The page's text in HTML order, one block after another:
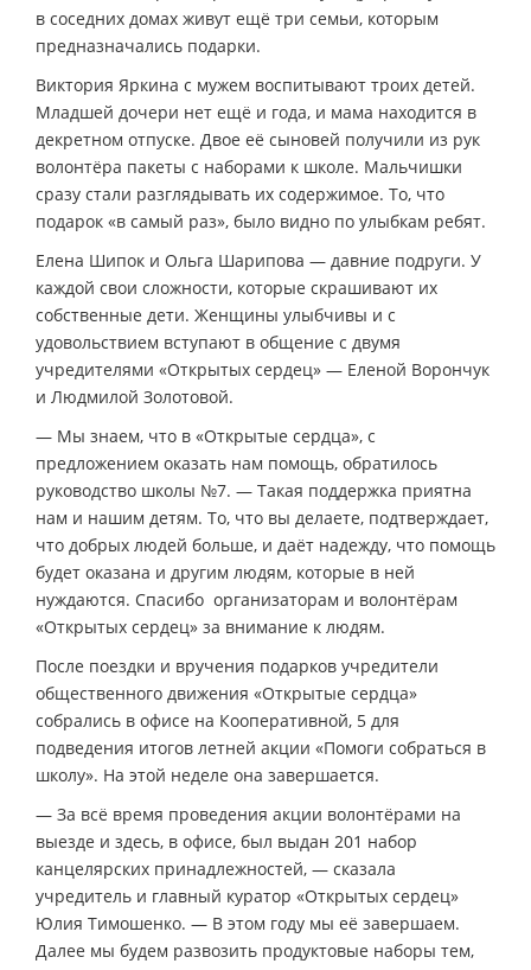
в соседних домах живут ещё три семьи, которым
предназначались подарки.
Виктория Яркина с мужем воспитывают троих детей.
Младшей дочери нет ещё и года, и мама находится в
декретном отпуске. Двое её сыновей получили из рук
волонтёра пакеты с наборами к школе. Мальчишки
сразу стали разглядывать их содержимое. То, что
подарок «в самый раз», было видно по улыбкам ребят.
Елена Шипок и Ольга Шарипова — давние подруги. У
каждой свои сложности, которые скрашивают их
собственные дети. Женщины улыбчивы и с
удовольствием вступают в общение с двумя
учредителями «Открытых сердец» — Еленой Ворончук
и Людмилой Золотовой.
— Мы знаем, что в «Открытые сердца», с
предложением оказать нам помощь, обратилось
руководство школы №7. — Такая поддержка приятна
нам и нашим детям. То, что вы делаете, подтверждает,
что добрых людей больше, и даёт надежду, что помощь
будет оказана и другим людям, которые в ней
нуждаются. Спасибо организаторам и волонтёрам
«Открытых сердец» за внимание к людям.
После поездки и вручения подарков учредители
общественного движения «Открытые сердца»
собрались в офисе на Кооперативной, 5 для
подведения итогов летней акции «Помоги собраться в
школу». На этой неделе она завершается.
— За всё время проведения акции волонтёрами на
выезде и здесь, в офисе, был выдан 201 набор
канцелярских принадлежностей, — сказала
учредитель и главный куратор «Открытых сердец»
Юлия Тимошенко. — В этом году мы её завершаем.
Далее мы будем развозить продуктовые наборы тем,